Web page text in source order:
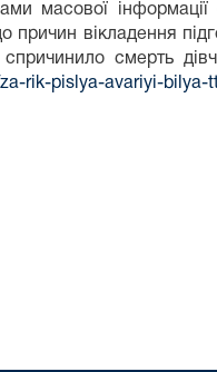
масової інформації
вікладення
смерть
rik-pislya-avariyi-bilya-